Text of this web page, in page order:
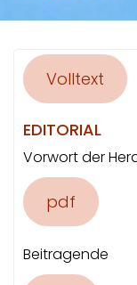
Volltext
EDITORIAL
Vorwort der
pdf
Beitragende